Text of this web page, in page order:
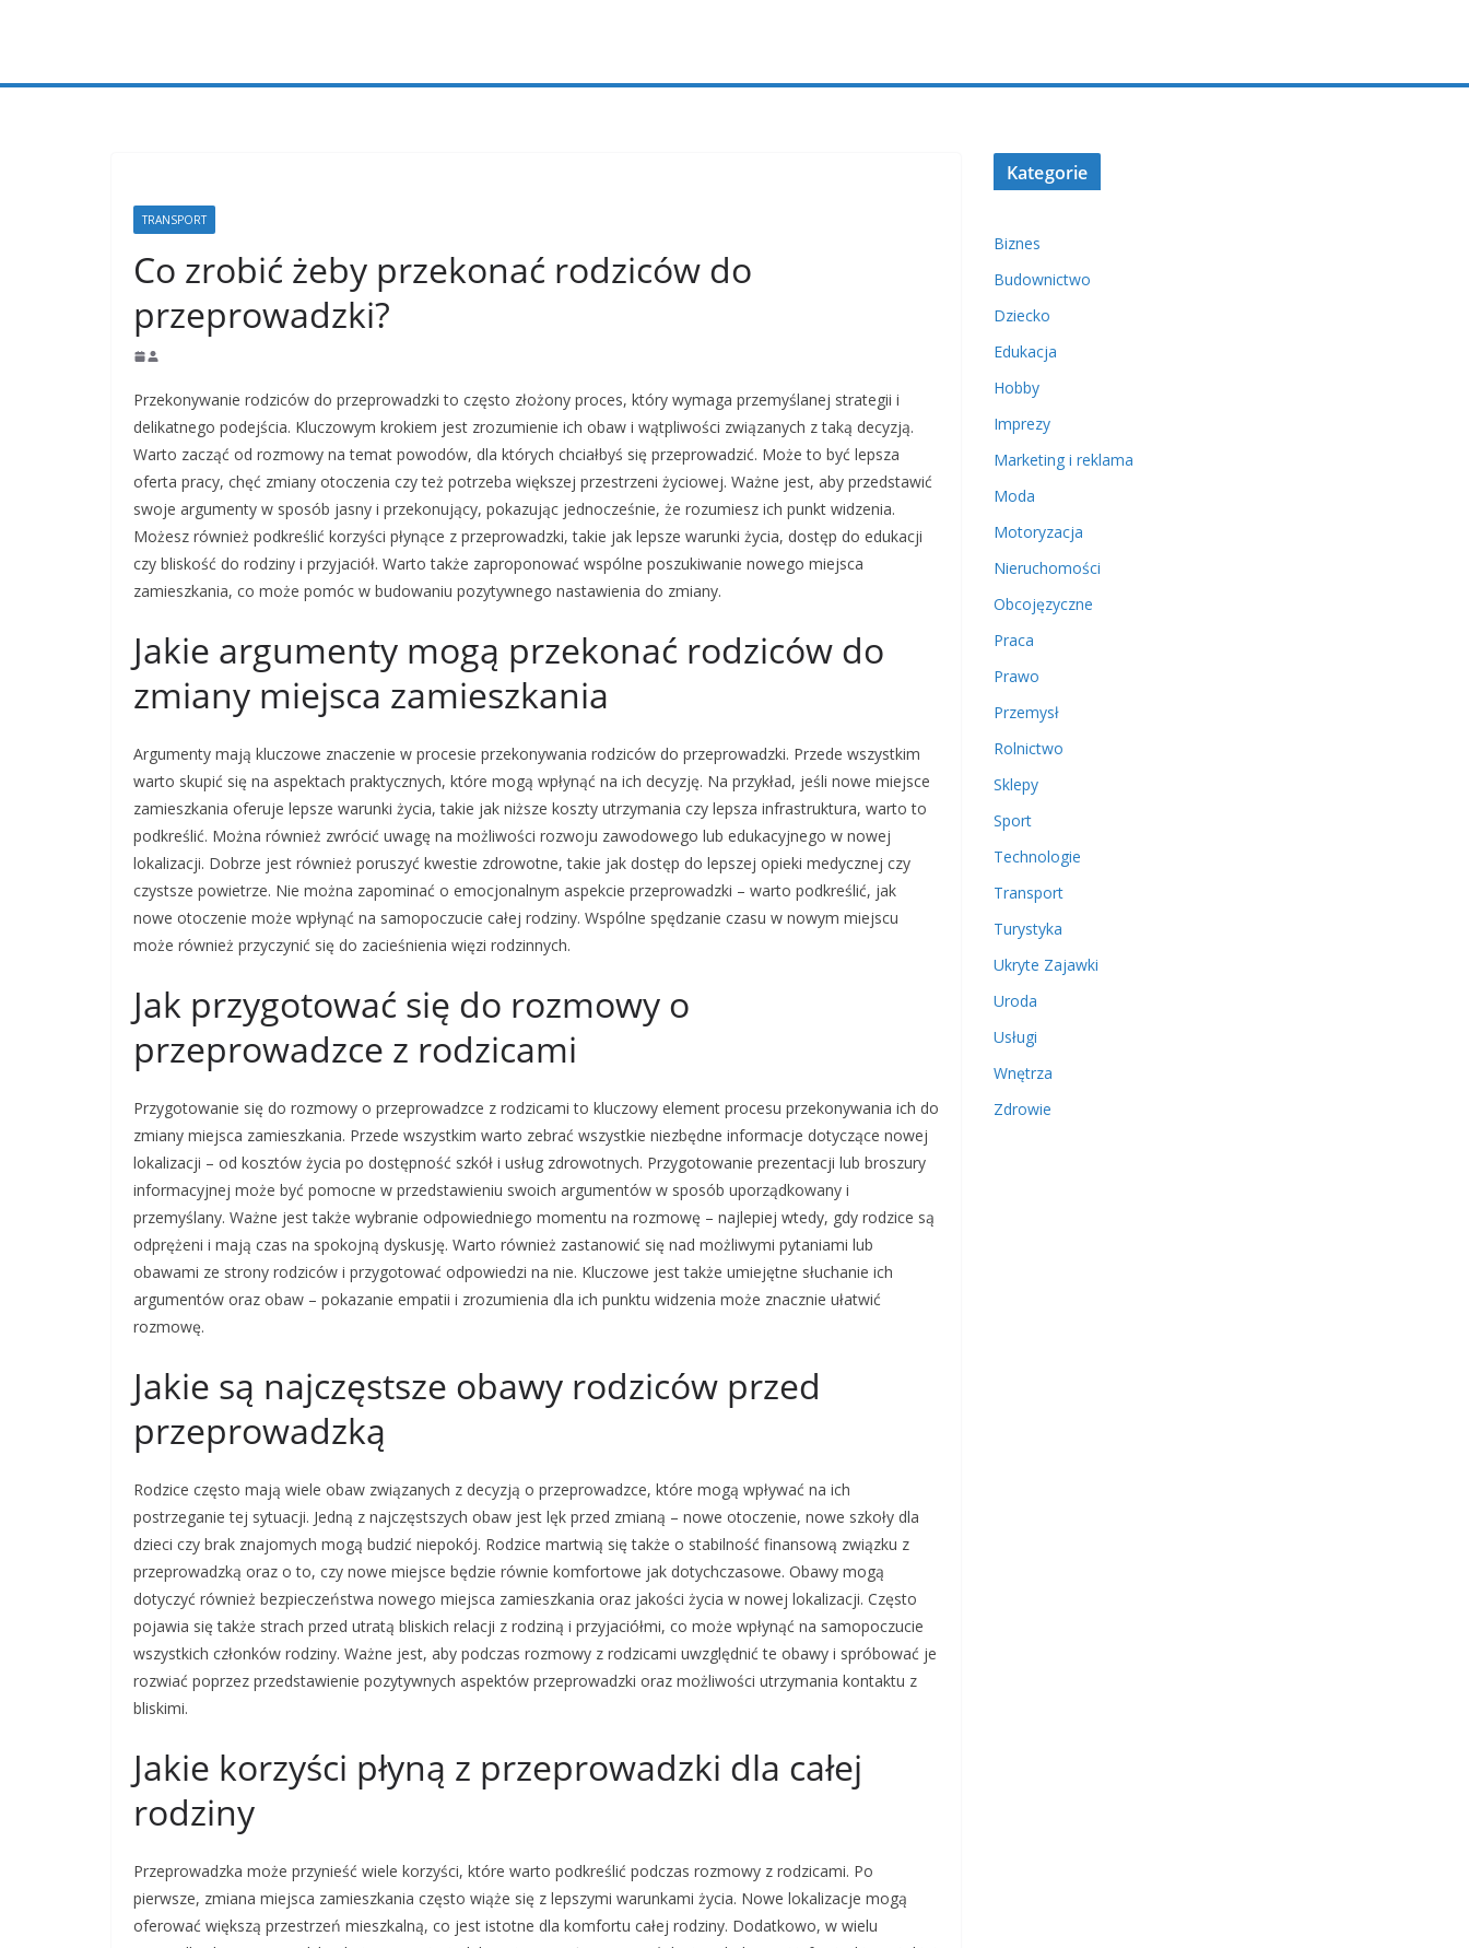
TRANSPORT
Co zrobić żeby przekonać rodziców do
przeprowadzki?
Przekonywanie rodziców do przeprowadzki to często złożony proces, który wymaga przemyślanej strategii i
delikatnego podejścia. Kluczowym krokiem jest zrozumienie ich obaw i wątpliwości związanych z taką decyzją.
Warto zacząć od rozmowy na temat powodów, dla których chciałbyś się przeprowadzić. Może to być lepsza
oferta pracy, chęć zmiany otoczenia czy też potrzeba większej przestrzeni życiowej. Ważne jest, aby przedstawić
swoje argumenty w sposób jasny i przekonujący, pokazując jednocześnie, że rozumiesz ich punkt widzenia.
Możesz również podkreślić korzyści płynące z przeprowadzki, takie jak lepsze warunki życia, dostęp do edukacji
czy bliskość do rodziny i przyjaciół. Warto także zaproponować wspólne poszukiwanie nowego miejsca
zamieszkania, co może pomóc w budowaniu pozytywnego nastawienia do zmiany.
Jakie argumenty mogą przekonać rodziców do
zmiany miejsca zamieszkania
Argumenty mają kluczowe znaczenie w procesie przekonywania rodziców do przeprowadzki. Przede wszystkim
warto skupić się na aspektach praktycznych, które mogą wpłynąć na ich decyzję. Na przykład, jeśli nowe miejsce
zamieszkania oferuje lepsze warunki życia, takie jak niższe koszty utrzymania czy lepsza infrastruktura, warto to
podkreślić. Można również zwrócić uwagę na możliwości rozwoju zawodowego lub edukacyjnego w nowej
lokalizacji. Dobrze jest również poruszyć kwestie zdrowotne, takie jak dostęp do lepszej opieki medycznej czy
czystsze powietrze. Nie można zapominać o emocjonalnym aspekcie przeprowadzki – warto podkreślić, jak
nowe otoczenie może wpłynąć na samopoczucie całej rodziny. Wspólne spędzanie czasu w nowym miejscu
może również przyczynić się do zacieśnienia więzi rodzinnych.
Jak przygotować się do rozmowy o
przeprowadzce z rodzicami
Przygotowanie się do rozmowy o przeprowadzce z rodzicami to kluczowy element procesu przekonywania ich do
zmiany miejsca zamieszkania. Przede wszystkim warto zebrać wszystkie niezbędne informacje dotyczące nowej
lokalizacji – od kosztów życia po dostępność szkół i usług zdrowotnych. Przygotowanie prezentacji lub broszury
informacyjnej może być pomocne w przedstawieniu swoich argumentów w sposób uporządkowany i
przemyślany. Ważne jest także wybranie odpowiedniego momentu na rozmowę – najlepiej wtedy, gdy rodzice są
odprężeni i mają czas na spokojną dyskusję. Warto również zastanowić się nad możliwymi pytaniami lub
obawami ze strony rodziców i przygotować odpowiedzi na nie. Kluczowe jest także umiejętne słuchanie ich
argumentów oraz obaw – pokazanie empatii i zrozumienia dla ich punktu widzenia może znacznie ułatwić
rozmowę.
Jakie są najczęstsze obawy rodziców przed
przeprowadzką
Rodzice często mają wiele obaw związanych z decyzją o przeprowadzce, które mogą wpływać na ich
postrzeganie tej sytuacji. Jedną z najczęstszych obaw jest lęk przed zmianą – nowe otoczenie, nowe szkoły dla
dzieci czy brak znajomych mogą budzić niepokój. Rodzice martwią się także o stabilność finansową związku z
przeprowadzką oraz o to, czy nowe miejsce będzie równie komfortowe jak dotychczasowe. Obawy mogą
dotyczyć również bezpieczeństwa nowego miejsca zamieszkania oraz jakości życia w nowej lokalizacji. Często
pojawia się także strach przed utratą bliskich relacji z rodziną i przyjaciółmi, co może wpłynąć na samopoczucie
wszystkich członków rodziny. Ważne jest, aby podczas rozmowy z rodzicami uwzględnić te obawy i spróbować je
rozwiać poprzez przedstawienie pozytywnych aspektów przeprowadzki oraz możliwości utrzymania kontaktu z
bliskimi.
Jakie korzyści płyną z przeprowadzki dla całej
rodziny
Przeprowadzka może przynieść wiele korzyści, które warto podkreślić podczas rozmowy z rodzicami. Po
pierwsze, zmiana miejsca zamieszkania często wiąże się z lepszymi warunkami życia. Nowe lokalizacje mogą
oferować większą przestrzeń mieszkalną, co jest istotne dla komfortu całej rodziny. Dodatkowo, w wielu
Kategorie
Biznes
Budownictwo
Dziecko
Edukacja
Hobby
Imprezy
Marketing i reklama
Moda
Motoryzacja
Nieruchomości
Obcojęzyczne
Praca
Prawo
Przemysł
Rolnictwo
Sklepy
Sport
Technologie
Transport
Turystyka
Ukryte Zajawki
Uroda
Usługi
Wnętrza
Zdrowie